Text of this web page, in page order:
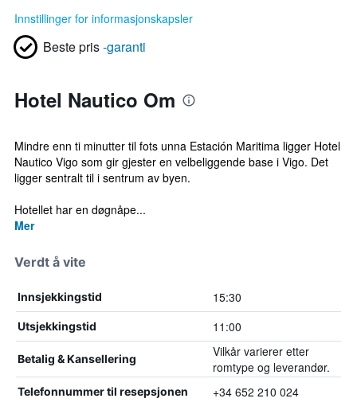
Innstillinger for informasjonskapsler
Beste pris-garanti
Hotel Nautico Om
Mindre enn ti minutter til fots unna Estación Maritima ligger Hotel
Nautico Vigo som gir gjester en velbeliggende base i Vigo. Det
ligger sentralt til i sentrum av byen.
Hotellet har en døgnåpe...
Mer
Verdt å vite
Innsjekkingstid 15:30
Utsjekkingstid 11:00
Betalig & Kansellering
Vilkår varierer etter
romtype og leverandør.
Telefonnummer til resepsjonen +34 652 210 024